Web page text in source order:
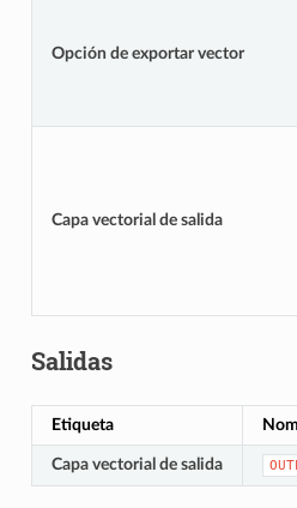
Opción de exportar vector
Capa vectorial de salida
Salidas
Etiqueta
Capa vectorial de salida